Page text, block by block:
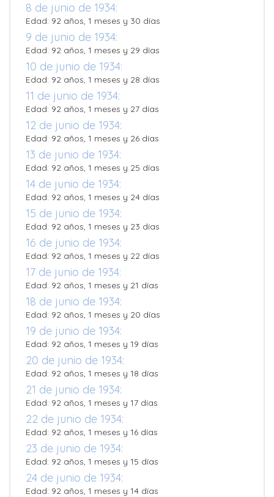
8 de junio de 1934:
Edad: 92 años, 1 meses y 30 días
9 de junio de 1934:
Edad: 92 años, 1 meses y 29 días
10 de junio de 1934:
Edad: 92 años, 1 meses y 28 días
11 de junio de 1934:
Edad: 92 años, 1 meses y 27 días
12 de junio de 1934:
Edad: 92 años, 1 meses y 26 días
13 de junio de 1934:
Edad: 92 años, 1 meses y 25 días
14 de junio de 1934:
Edad: 92 años, 1 meses y 24 días
15 de junio de 1934:
Edad: 92 años, 1 meses y 23 días
16 de junio de 1934:
Edad: 92 años, 1 meses y 22 días
17 de junio de 1934:
Edad: 92 años, 1 meses y 21 días
18 de junio de 1934:
Edad: 92 años, 1 meses y 20 días
19 de junio de 1934:
Edad: 92 años, 1 meses y 19 días
20 de junio de 1934:
Edad: 92 años, 1 meses y 18 días
21 de junio de 1934:
Edad: 92 años, 1 meses y 17 días
22 de junio de 1934:
Edad: 92 años, 1 meses y 16 días
23 de junio de 1934:
Edad: 92 años, 1 meses y 15 días
24 de junio de 1934:
Edad: 92 años, 1 meses y 14 días